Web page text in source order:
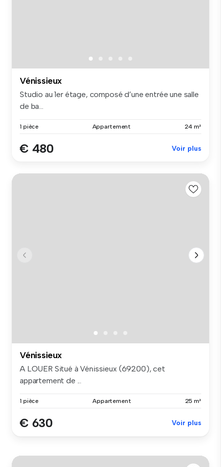
Vénissieux
Studio au 1er étage, composé d’une entrée une salle
de ba...
1 pièce Appartement 24 m²
€ 480 Voir plus
Vénissieux
A LOUER Situé à Vénissieux (69200), cet
appartement de ...
1 pièce Appartement 25 m²
€ 630 Voir plus